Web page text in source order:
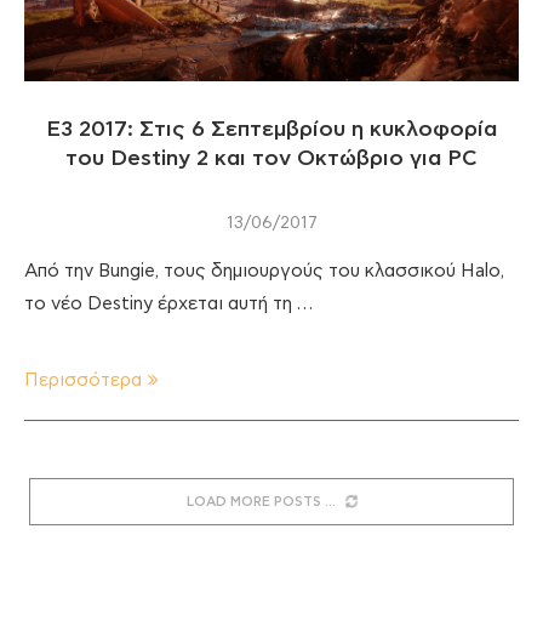
E3 2017: Στις 6 Σεπτεμβρίου η κυκλοφορία
του Destiny 2 και τον Οκτώβριο για PC
13/06/2017
Από την Bungie, τους δημιουργούς του κλασσικού Halo,
το νέο Destiny έρχεται αυτή τη …
Περισσότερα
LOAD MORE POSTS